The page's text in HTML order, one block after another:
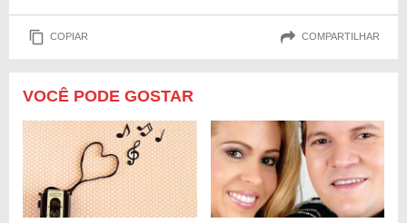
COPIAR COMPARTILHAR
VOCÊ PODE GOSTAR